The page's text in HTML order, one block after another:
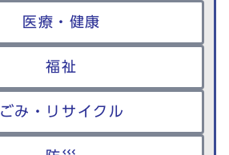
医療・健康
福祉
ごみ・リサイクル